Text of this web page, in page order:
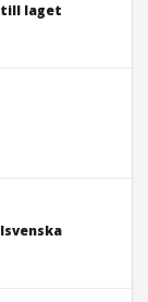
till laget